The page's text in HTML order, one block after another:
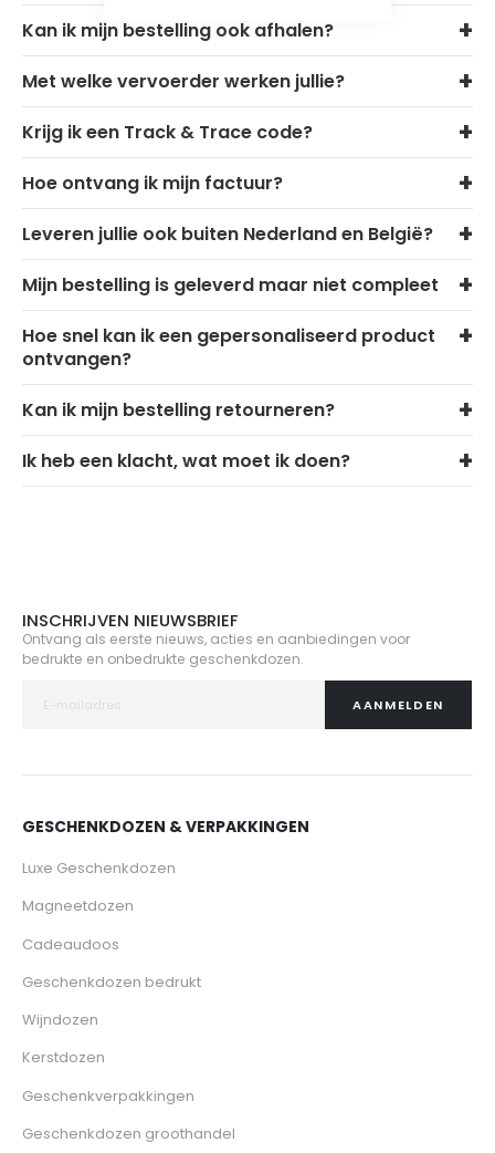
Kan ik mijn bestelling ook afhalen?
Met welke vervoerder werken jullie?
Krijg ik een Track & Trace code?
Hoe ontvang ik mijn factuur?
Leveren jullie ook buiten Nederland en België?
Mijn bestelling is geleverd maar niet compleet
Hoe snel kan ik een gepersonaliseerd product
ontvangen?
Kan ik mijn bestelling retourneren?
Ik heb een klacht, wat moet ik doen?
INSCHRIJVEN NIEUWSBRIEF
Ontvang als eerste nieuws, acties en aanbiedingen voor
bedrukte en onbedrukte geschenkdozen.
AANMELDEN
GESCHENKDOZEN & VERPAKKINGEN
Luxe Geschenkdozen
Magneetdozen
Cadeaudoos
Geschenkdozen bedrukt
Wijndozen
Kerstdozen
Geschenkverpakkingen
Geschenkdozen groothandel